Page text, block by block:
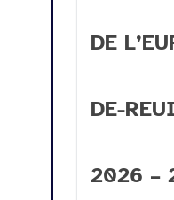
DE
DE-
2026 –